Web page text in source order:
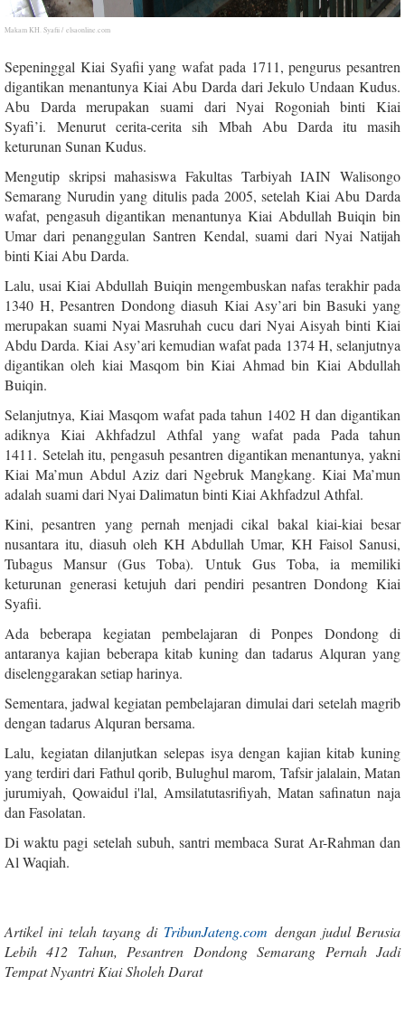
Makam KH. Syafii / elsaonline.com
Sepeninggal Kiai Syafii yang wafat pada 1711, pengurus pesantren
digantikan menantunya Kiai Abu Darda dari Jekulo Undaan Kudus.
Abu Darda merupakan suami dari Nyai Rogoniah binti Kiai
Syafi’i.Menurut cerita-cerita sih Mbah Abu Darda itu masih
keturunan Sunan Kudus.
Mengutip skripsi mahasiswa Fakultas Tarbiyah IAIN Walisongo
Semarang Nurudin yang ditulis pada 2005, setelah Kiai Abu Darda
wafat, pengasuh digantikan menantunya Kiai Abdullah Buiqin bin
Umar dari penanggulan Santren Kendal, suami dari Nyai Natijah
binti Kiai Abu Darda.
Lalu, usai Kiai Abdullah Buiqin mengembuskan nafas terakhir pada
1340 H, Pesantren Dondong diasuh Kiai Asy’ari bin Basuki yang
merupakan suami Nyai Masruhah cucu dari Nyai Aisyah binti Kiai
Abdu Darda.Kiai Asy’ari kemudian wafat pada 1374 H, selanjutnya
digantikan oleh kiai Masqom bin Kiai Ahmad bin Kiai Abdullah
Buiqin.
Selanjutnya, Kiai Masqom wafat pada tahun 1402 H dan digantikan
adiknya Kiai Akhfadzul Athfal yang wafat pada Pada tahun
1411. Setelah itu, pengasuh pesantren digantikan menantunya, yakni
Kiai Ma’mun Abdul Aziz dari Ngebruk Mangkang. Kiai Ma’mun
adalah suami dari Nyai Dalimatun binti Kiai Akhfadzul Athfal.
Kini, pesantren yang pernah menjadi cikal bakal kiai-kiai besar
nusantara itu, diasuh oleh KH Abdullah Umar, KH Faisol Sanusi,
Tubagus Mansur (Gus Toba). Untuk Gus Toba, ia memiliki
keturunan generasi ketujuh dari pendiri pesantren Dondong Kiai
Syafii.
Ada beberapa kegiatan pembelajaran di Ponpes Dondong di
antaranya kajian beberapa kitab kuning dan tadarus Alquran yang
diselenggarakan setiap harinya.
Sementara, jadwal kegiatan pembelajaran dimulai dari setelah magrib
dengan tadarus Alquran bersama.
Lalu, kegiatan dilanjutkan selepas isya dengan kajian kitab kuning
yang terdiri dari Fathul qorib, Bulughul marom, Tafsir jalalain, Matan
jurumiyah, Qowaidul i'lal, Amsilatutasrifiyah, Matan safinatun naja
dan Fasolatan.
Di waktu pagi setelah subuh, santri membaca Surat Ar-Rahman dan
Al Waqiah.
Artikel ini telah tayang di TribunJateng.com dengan judul Berusia
Lebih 412 Tahun, Pesantren Dondong Semarang Pernah Jadi
Tempat Nyantri Kiai Sholeh Darat